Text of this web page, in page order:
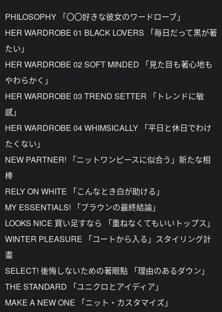
PHILOSOPHY 「〇〇好きな彼女のワードローブ」
HER WARDROBE 01 BLACK LOVERS 「毎日だって黒が著
たい」
HER WARDROBE 02 SOFT MINDED 「見た目も著心地も
やわらかく」
HER WARDROBE 03 TREND SETTER 「トレンドに敏
感」
HER WARDROBE 04 WHIMSICALLY 「平日と休日でわけ
たくない」
NEW PARTNER! 「ニットワンピースに似合う」新たな相
棒
RELY ON WHITE 「こんなとき白が助ける」
MY ESSENTIALS! 「ブラウンの最終結論」
LOOKS NICE 買い足すなら 「重ねなくてもいいトップス」
WINTER PLEASURE 「コートから入る」スタイリング計
畫
SELECT! 後悔しないための著眼點 「理由のあるダウン」
THE STANDARD 「ユニクロとアイディア」
MAKE A NEW ONE 「ニット・カスタマイズ」